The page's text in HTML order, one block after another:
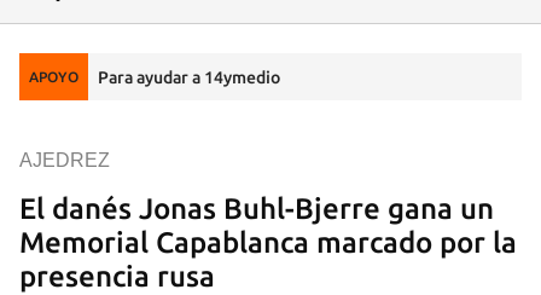
APOYO Para ayudar a 14ymedio
El danés Jonas Buhl-Bjerre gana un
Memorial Capablanca marcado por la
presencia rusa
AJEDREZ